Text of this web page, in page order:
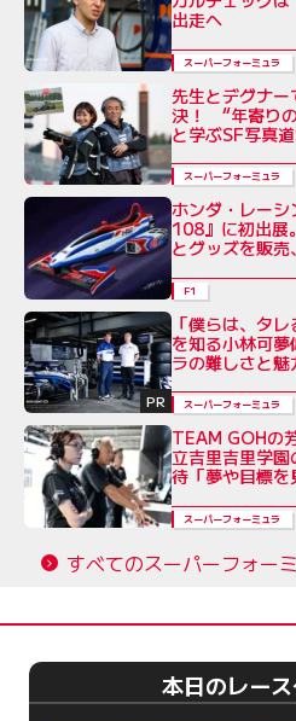
出走へ
スーパーフォーミュラ
先生とデグナ
決！ “年寄り
と学ぶSF写真
スーパーフォーミュラ
ホンダ・レー
108』に初出展
とグッズを販
F1
PR
「僕らは、タ
を知る小林可夢
ラの難しさと魅
スーパーフォーミュラ
TEAM GOHの
立吉里吉里学
待「夢や目標を
スーパーフォーミュラ
すべてのスーパーフォー
本日のレー